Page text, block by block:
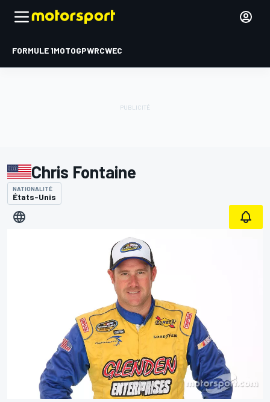
FORMULE 1MOTOGPWRCWEC
Chris Fontaine
NATIONALITÉ
États-Unis